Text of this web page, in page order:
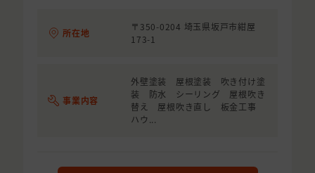
所在地
〒350-0204 埼玉県坂戸市紺屋
173-1
事業内容
外壁塗装 屋根塗装 吹き付け塗
装 防水 シーリング 屋根吹き
替え 屋根吹き直し 板金工事
ハウ...